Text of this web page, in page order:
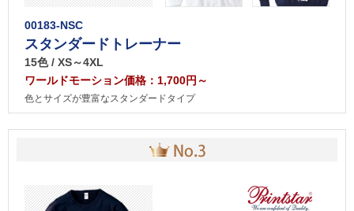
00183-NSC
スタンダードトレーナー
15色 / XS～4XL
ワールドモーション価格：1,700円～
色とサイズが豊富なスタンダードタイプ